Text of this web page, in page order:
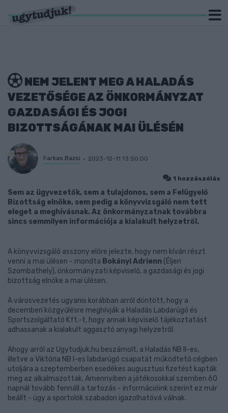
NEM JELENT MEG A HALADÁS
VEZETŐSÉGE AZ ÖNKORMÁNYZAT
GAZDASÁGI ÉS JOGI
BIZOTTSÁGÁNAK MAI ÜLÉSÉN
Farkas Bazsi 2023-12-11 13:50:00
1 hozzászólás
Sem az ügyvezetők, sem a tulajdonos, sem a Felügyelő
Bizottság elnöke, sem pedig a könyvvizsgáló nem tett
eleget a meghívásnak. Az önkormányzatnak továbbra
sincs semmilyen információja a kialakult helyzetről.
A könyvvizsgáló asszony előre jelezte, hogy nem kíván részt
venni a mai ülésen - mondta Bokányi Adrienn (Éljen
Szombathely), önkormányzati képviselő, a gazdasági és jogi
bizottság elnöke a mai ülésen.
A városvezetés ugyanis korábban arról döntött, hogy a
decemberi közgyűlésre meghívják a Haladás Labdarúgó és
Sportszolgáltató Kft.-t, hogy annak képviselő tájékoztatást
adhassanak a kialakult aggasztó anyagi helyzetről.
Ahogy arról az Ugytudjuk.hu beszámolt, a Haladás NB II-es,
illetve a Viktória NB I-es labdarúgó csapatát működtető cégben
utoljára a szeptemberben esedékes augusztusi fizetést kapták
meg az alkalmazottak. Amennyiben a játékosokkal szemben 60
napnál tovább fennáll a tartozás - információink szerint ez már
beállt - úgy a sportolók szabadon igazolhatóvá válnak.